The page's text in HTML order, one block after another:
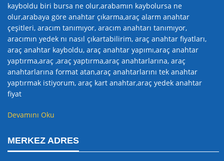
kayboldu biri bursa ne olur,arabamın kaybolursa ne
olur,arabaya göre anahtar çıkarma,araç alarm anahtar
çeşitleri, aracım tanımıyor, aracım anahtarı tanımıyor,
aracımın yedek nı nasıl çıkartabilirim, araç anahtar fiyatları,
araç anahtar kayboldu, araç anahtar yapımı,araç anahtar
yaptırma,araç ,araç yaptırma,araç anahtarlarına, araç
anahtarlarına format atan,araç anahtarlarını tek anahtar
yaptırmak istiyorum, araç kart anahtar,araç yedek anahtar
fiyat
Devamını Oku
MERKEZ ADRES